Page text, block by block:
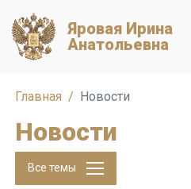
Яровая Ирина
Анатольевна
Главная Новости
Новости
Все темы